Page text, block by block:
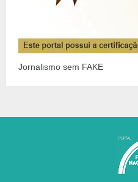
Jornalismo sem FAKE